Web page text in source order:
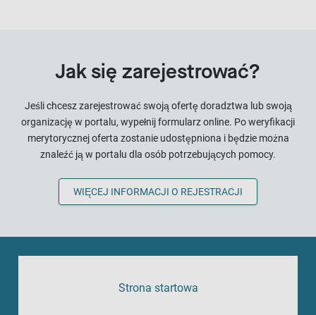
Jak się zarejestrować?
Jeśli chcesz zarejestrować swoją ofertę doradztwa lub swoją
organizację w portalu, wypełnij formularz online. Po weryfikacji
merytorycznej oferta zostanie udostępniona i będzie można
znaleźć ją w portalu dla osób potrzebujących pomocy.
WIĘCEJ INFORMACJI O REJESTRACJI
Strona startowa